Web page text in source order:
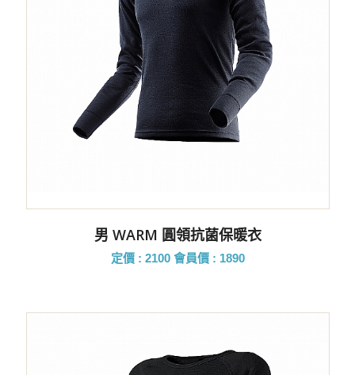
男 WARM 圓領抗菌保暖衣
定價 : 2100 會員價 : 1890